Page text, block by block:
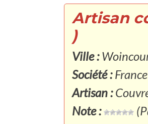
Artisan
)
Ville :
Société :
Artisan :
Note :